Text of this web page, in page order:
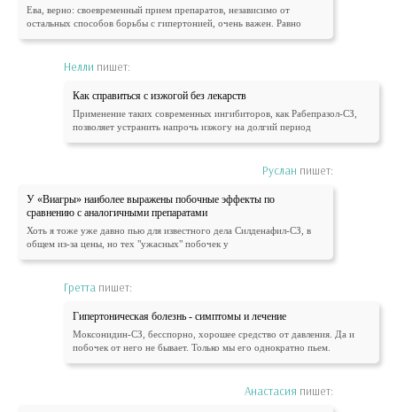
Ева, верно: своевременный прием препаратов, независимо от
остальных способов борьбы с гипертонией, очень важен. Равно
Нелли пишет:
Как справиться с изжогой без лекарств
Применение таких современных ингибиторов, как Рабепразол-СЗ,
позволяет устранить напрочь изжогу на долгий период
Руслан пишет:
У «Виагры» наиболее выражены побочные эффекты по
сравнению с аналогичными препаратами
Хоть я тоже уже давно пью для известного дела Силденафил-СЗ, в
общем из-за цены, но тех "ужасных" побочек у
Гретта пишет:
Гипертоническая болезнь - симптомы и лечение
Моксонидин-СЗ, бесспорно, хорошее средство от давления. Да и
побочек от него не бывает. Только мы его однократно пьем.
Анастасия пишет: